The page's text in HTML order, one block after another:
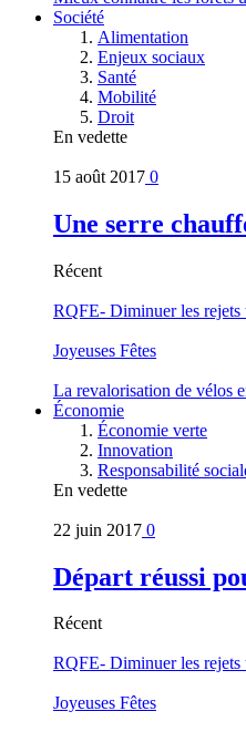
Société
Alimentation
Enjeux sociaux
Santé
Mobilité
Droit
En vedette
15 août 2017 0
Une serre
Récent
RQFE- Diminuer les rejets
Joyeuses Fêtes
La revalorisation de vélos
Économie
Économie verte
Innovation
Responsabilité
En vedette
22 juin 2017 0
Départ réussi
Récent
RQFE- Diminuer les rejets
Joyeuses Fêtes